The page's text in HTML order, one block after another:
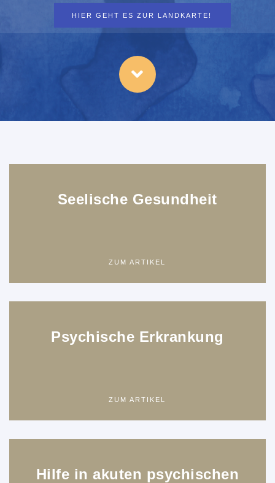
HIER GEHT ES ZUR LANDKARTE!
Seelische Gesundheit
ZUM ARTIKEL
Psychische Erkrankung
ZUM ARTIKEL
Hilfe in akuten psychischen